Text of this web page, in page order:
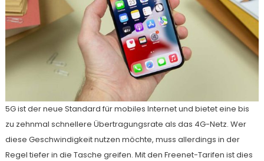
5G ist der neue Standard für mobiles Internet und bietet eine bis
zu zehnmal schnellere Übertragungsrate als das 4G-Netz. Wer
diese Geschwindigkeit nutzen möchte, muss allerdings in der
Regel tiefer in die Tasche greifen. Mit den Freenet-Tarifen ist dies